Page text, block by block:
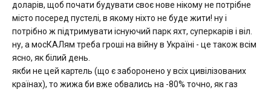
доларів, щоб почати будувати своє нове нікому не потрібне
місто посеред пустелі, в якому ніхто не буде жити! ну і
потрібно ж підтримувати існуючий парк яхт, суперкарів і віл.
ну, а мосКАЛям треба гроші на війну в Україні - це також всім
ясно, як білий день.
якби не цей картель (що є заборонено у всіх цивілізованих
країнах), то жижа би вже обвались на -80% точно, як газ